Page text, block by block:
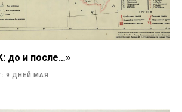
до и после…»
9 ДНЕЙ МАЯ